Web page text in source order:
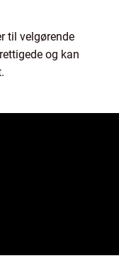
til velgørende
og kan